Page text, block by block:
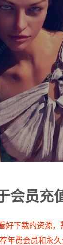
会员充
好下载的资源
年费会员和永久